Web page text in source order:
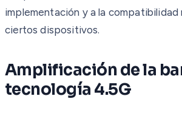
implementación y a la compatibilidad
ciertos dispositivos.
Amplificación de la
tecnología 4.5G